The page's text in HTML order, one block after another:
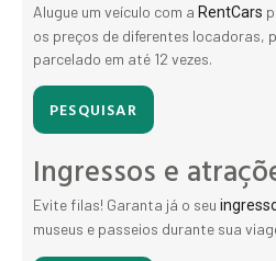
Alugue um veículo com a RentCars
os preços de diferentes locadoras,
parcelado em até 12 vezes.
PESQUISAR
Ingressos e
Evite filas! Garanta já o seu
museus e passeios durante sua